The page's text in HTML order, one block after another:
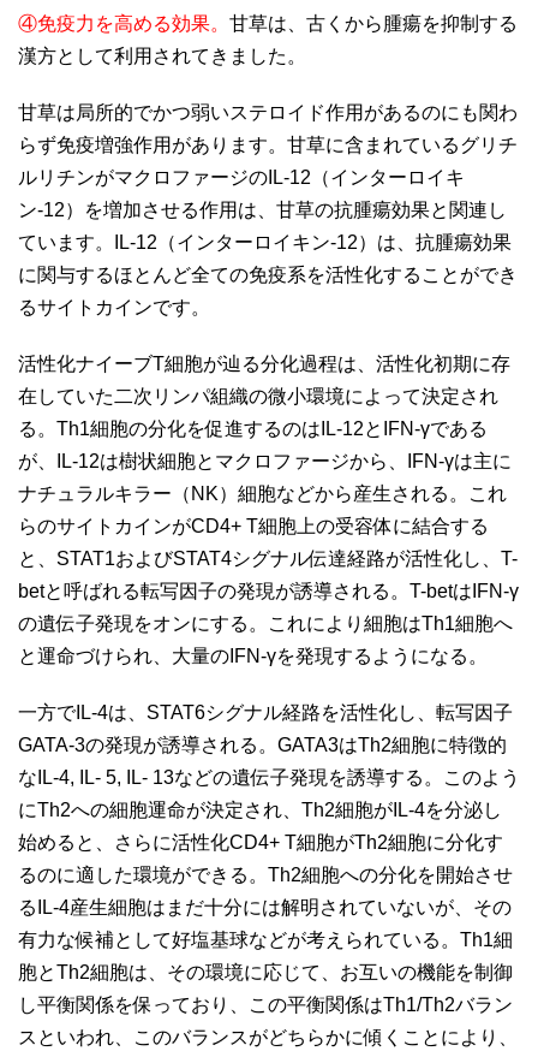
④免疫力を高める効果。 甘草は、古くから腫瘍を抑制する
漢方として利用されてきました。
甘草は局所的でかつ弱いステロイド作用があるのにも関わ
らず免疫増強作用があります。甘草に含まれているグリチ
ルリチンがマクロファージのIL-12（インターロイキ
ン-12）を増加させる作用は、甘草の抗腫瘍効果と関連し
ています。IL-12（インターロイキン-12）は、抗腫瘍効果
に関与するほとんど全ての免疫系を活性化することができ
るサイトカインです。
活性化ナイーブT細胞が辿る分化過程は、活性化初期に存
在していた二次リンパ組織の微小環境によって決定され
る。Th1細胞の分化を促進するのはIL-12とIFN-γである
が、IL-12は樹状細胞とマクロファージから、IFN-γは主に
ナチュラルキラー（NK）細胞などから産生される。これ
らのサイトカインがCD4+ T細胞上の受容体に結合する
と、STAT1およびSTAT4シグナル伝達経路が活性化し、T-
betと呼ばれる転写因子の発現が誘導される。T-betはIFN-γ
の遺伝子発現をオンにする。これにより細胞はTh1細胞へ
と運命づけられ、大量のIFN-γを発現するようになる。
一方でIL-4は、STAT6シグナル経路を活性化し、転写因子
GATA-3の発現が誘導される。GATA3はTh2細胞に特徴的
なIL-4, IL- 5, IL- 13などの遺伝子発現を誘導する。このよう
にTh2への細胞運命が決定され、Th2細胞がIL-4を分泌し
始めると、さらに活性化CD4+ T細胞がTh2細胞に分化す
るのに適した環境ができる。Th2細胞への分化を開始させ
るIL-4産生細胞はまだ十分には解明されていないが、その
有力な候補として好塩基球などが考えられている。Th1細
胞とTh2細胞は、その環境に応じて、お互いの機能を制御
し平衡関係を保っており、この平衡関係はTh1/Th2バラン
スといわれ、このバランスがどちらかに傾くことにより、